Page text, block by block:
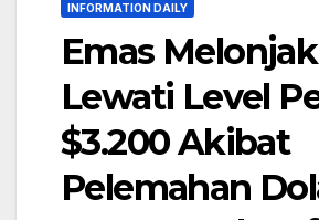
INFORMATION DAILY
Emas Melonjak
Lewati Level
$3.200 Akibat
Pelemahan